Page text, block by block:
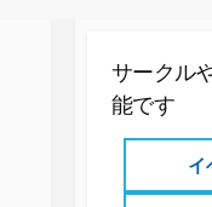
サークル
能です
イ